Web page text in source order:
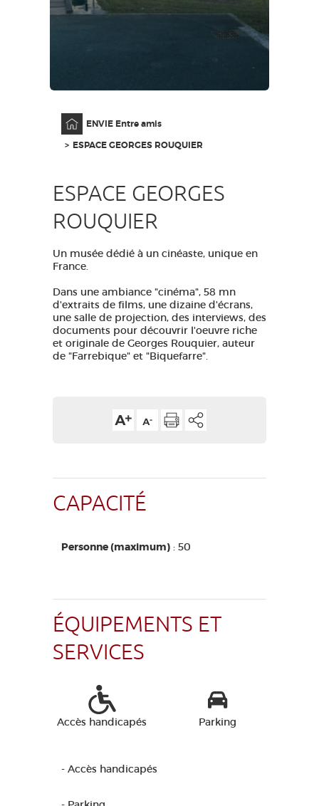
FR
ENVIE Entre amis
ESPACE GEORGES ROUQUIER
ESPACE GEORGES
ROUQUIER
Un musée dédié à un cinéaste, unique en
France.
Dans une ambiance "cinéma", 58 mn
d'extraits de films, une dizaine d'écrans,
une salle de projection, des interviews, des
documents pour découvrir l'oeuvre riche
et originale de Georges Rouquier, auteur
de "Farrebique" et "Biquefarre".
CAPACITÉ
Personne (maximum) : 50
ÉQUIPEMENTS ET
SERVICES
Accès handicapés Parking
- Accès handicapés